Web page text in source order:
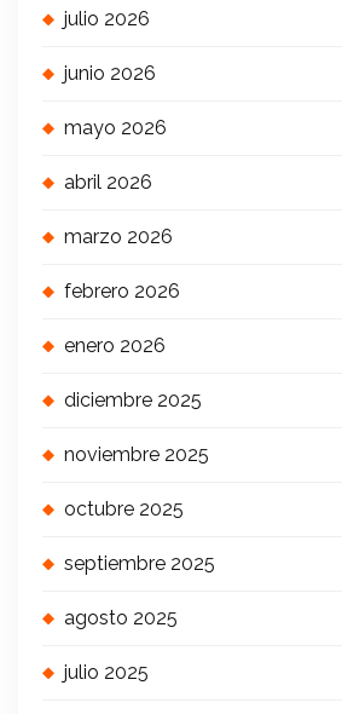
julio 2026
junio 2026
mayo 2026
abril 2026
marzo 2026
febrero 2026
enero 2026
diciembre 2025
noviembre 2025
octubre 2025
septiembre 2025
agosto 2025
julio 2025